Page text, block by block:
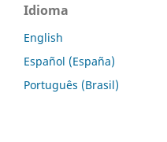
Idioma
English
Español (España)
Português (Brasil)